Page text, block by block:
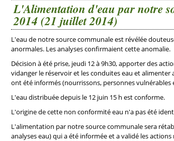
L'Alimentation d'eau par notre
2014 (21 juillet 2014)
L'eau de notre source communale est révélée
anormales. Les analyses confirmaient cette anomalie.
Décision à été prise, jeudi 12 à 9h30, apporter des
vidanger le réservoir et les conduites eau et alimenter
ont été informés (nourrissons, personnes vulnérables
L'eau distribuée depuis le 12 juin 15 h est conforme.
L'origine de cette non conformité eau n'a pas été
L'alimentation par notre source communale sera
analyses eau) qui a été informée et a validé les actions